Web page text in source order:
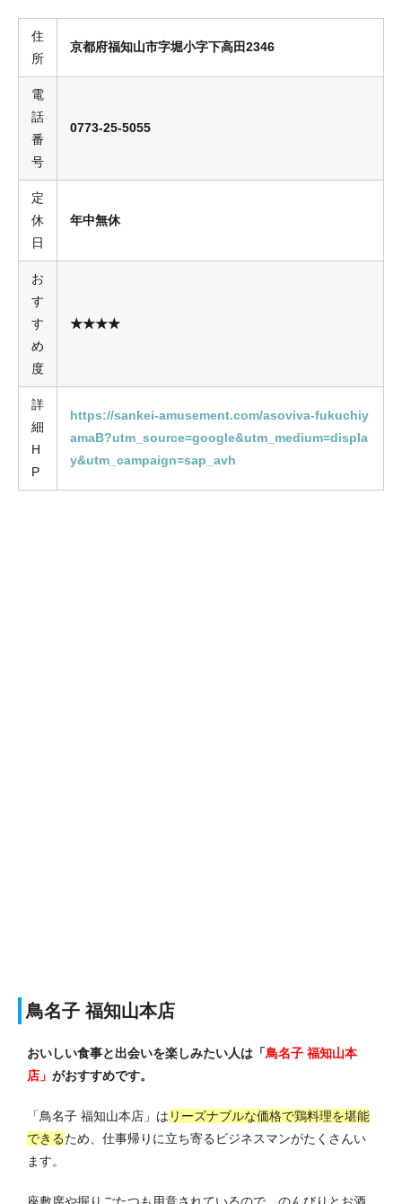
住
所
京都府福知山市字堀小字下高田2346
電
話
番
号
0773-25-5055
定
休
日
年中無休
お
す
す
め
度
★★★★
詳
細
H
P
https://sankei-amusement.com/asoviva-fukuchiy
amaB?utm_source=google&utm_medium=displa
y&utm_campaign=sap_avh
鳥名子 福知山本店
おいしい食事と出会いを楽しみたい人は「鳥名子 福知山本
店」 がおすすめです。
「鳥名子 福知山本店」は リーズナブルな価格で鶏料理を堪能
できるため、仕事帰りに立ち寄るビジネスマンがたくさんい
ます。
座敷席や掘りごたつも用意されているので、のんびりとお酒